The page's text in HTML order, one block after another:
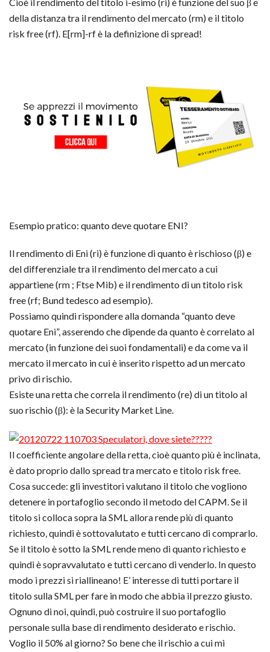
della distanza tra il rendimento del mercato (rm) e il titolo
risk free (rf). E[rm]-rf è la definizione di spread!
Esempio pratico: quanto deve quotare ENI?
Il rendimento di Eni (ri) è funzione di quanto è rischioso (β) e
del differenziale tra il rendimento del mercato a cui
appartiene (rm ; Ftse Mib) e il rendimento di un titolo risk
free (rf; Bund tedesco ad esempio).
Possiamo quindi rispondere alla domanda “quanto deve
quotare Eni”, asserendo che dipende da quanto è correlato al
mercato (in funzione dei suoi fondamentali) e da come va il
mercato il mercato in cui è inserito rispetto ad un mercato
privo di rischio.
Esiste una retta che correla il rendimento (re) di un titolo al
suo rischio (β): è la Security Market Line.
Il coefficiente angolare della retta, cioè quanto più è inclinata,
è dato proprio dallo spread tra mercato e titolo risk free.
Cosa succede: gli investitori valutano il titolo che vogliono
detenere in portafoglio secondo il metodo del CAPM. Se il
titolo si colloca sopra la SML allora rende più di quanto
richiesto, quindi è sottovalutato e tutti cercano di comprarlo.
Se il titolo è sotto la SML rende meno di quanto richiesto e
quindi è sopravvalutato e tutti cercano di venderlo. In questo
modo i prezzi si riallineano! E’ interesse di tutti portare il
titolo sulla SML per fare in modo che abbia il prezzo giusto.
Ognuno di noi, quindi, può costruire il suo portafoglio
personale sulla base di rendimento desiderato e rischio.
Voglio il 50% al giorno? So bene che il rischio a cui mi